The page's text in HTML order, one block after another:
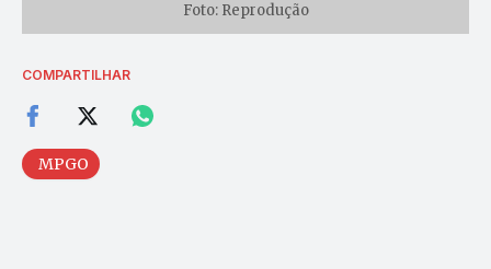
Foto: Reprodução
COMPARTILHAR
MPGO